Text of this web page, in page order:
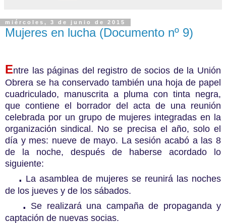
miércoles, 3 de junio de 2015
Mujeres en lucha (Documento nº 9)
Entre las páginas del registro de socios de la Unión
Obrera se ha conservado también una hoja de papel
cuadriculado, manuscrita a pluma con tinta negra,
que contiene el borrador del acta de una reunión
celebrada por un grupo de mujeres integradas en la
organización sindical. No se precisa el año, solo el
día y mes: nueve de mayo. La sesión acabó a las 8
de la noche, después de haberse acordado lo
siguiente:
. La asamblea de mujeres se reunirá las noches
de los jueves y de los sábados.
. Se realizará una campaña de propaganda y
captación de nuevas socias.